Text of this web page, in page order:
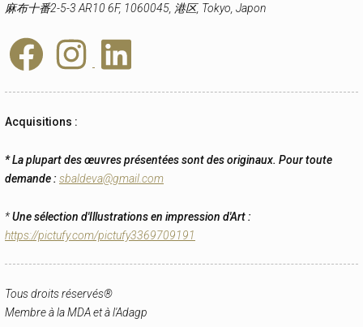
麻布十番2-5-3 AR10 6F, 1060045, 港区, Tokyo, Japon
Acquisitions :
* La plupart des œuvres présentées sont des originaux. Pour toute
demande : sbaldeva@gmail.com
*Une sélection d'Illustrations en impression d'Art :
https://pictufy.com/pictufy3369709191
Tous droits réservés®
Membre à la MDA et à l'Adagp